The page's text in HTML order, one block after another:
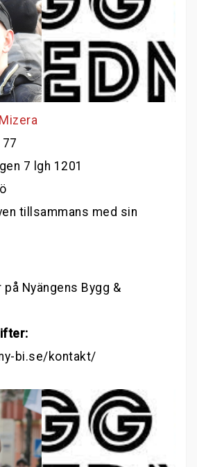
7 lgh 1201
tillsammans med sin
på Nyängens Bygg &
bi.se/kontakt/